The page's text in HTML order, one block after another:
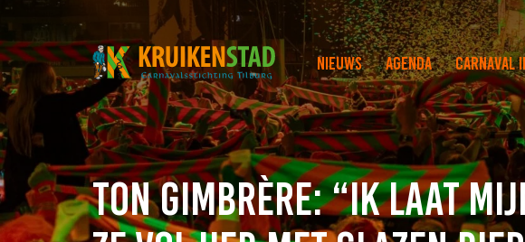
Nieuws Agenda Carnaval
Ton Gimbrère: “Ik laat